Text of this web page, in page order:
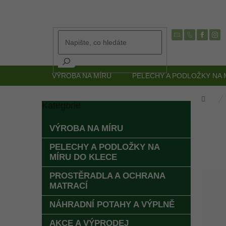
VÝROBA NA MÍRU PELECHY A PODLOŽKY NA
a
p
VÝROBA NA MÍRU
PELECHY A PODLOŽKY NA
MÍRU DO KLECE
PROSTĚRADLA A OCHRANA
MATRACÍ
NÁHRADNÍ POTAHY A VÝPLNĚ
AKCE A VÝPRODEJ